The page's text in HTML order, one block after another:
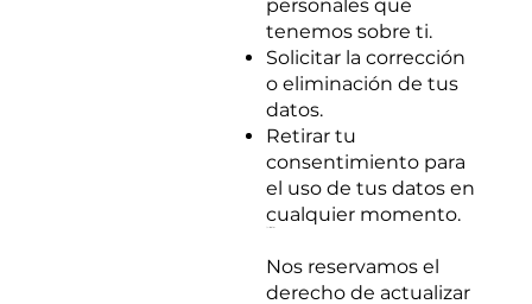
personales que
tenemos sobre ti.
Solicitar la corrección
o eliminación de tus
datos.
Retirar tu
consentimiento para
el uso de tus datos en
cualquier momento.
Nos reservamos el
derecho de actualizar